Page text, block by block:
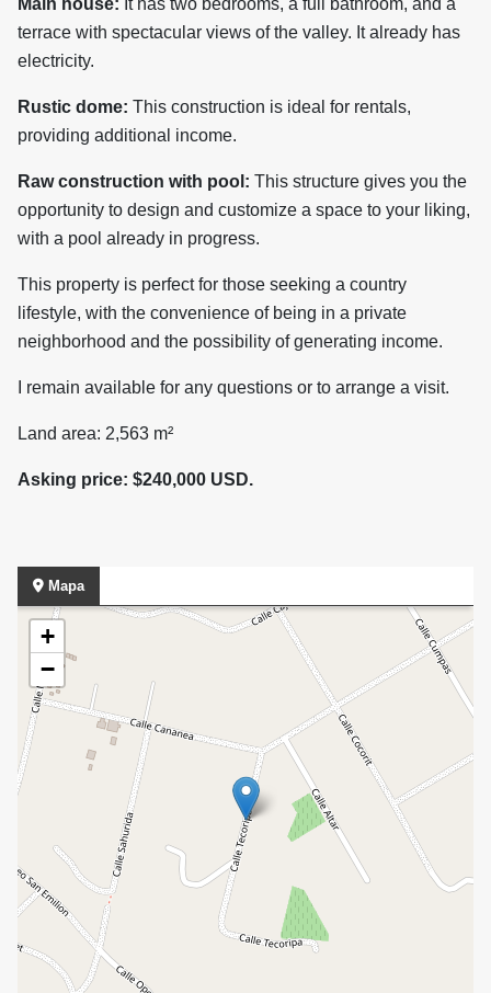
Main house: It has two bedrooms, a full bathroom, and a
terrace with spectacular views of the valley. It already has
electricity.
Rustic dome: This construction is ideal for rentals,
providing additional income.
Raw construction with pool: This structure gives you the
opportunity to design and customize a space to your liking,
with a pool already in progress.
This property is perfect for those seeking a country
lifestyle, with the convenience of being in a private
neighborhood and the possibility of generating income.
I remain available for any questions or to arrange a visit.
Land area: 2,563 m²
Asking price: $240,000 USD.
Mapa
+
−